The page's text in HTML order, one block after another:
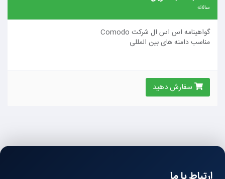
سالانه
گواهینامه اس اس ال شرکت Comodo
مناسب دامنه های بین المللی
سفارش دهید